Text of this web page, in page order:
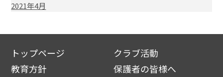
2021年4月
トップページ
教育方針
クラブ活動
保護者の皆様へ